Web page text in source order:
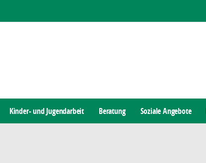
Kinder- und Jugendarbeit Beratung Soziale Angebote